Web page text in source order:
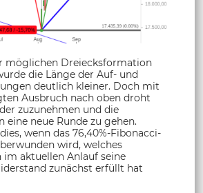
möglichen Dreiecksformation
die Länge der Auf- und
deutlich kleiner. Doch mit
Ausbruch nach oben droht
zuzunehmen und die
eine neue Runde zu gehen.
wenn das 76,40%-Fibonacci-
wird, welches
im aktuellen Anlauf seine
zunächst erfüllt hat